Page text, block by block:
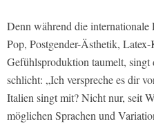
Denn während die
Pop, Postgender-Ästhetik,
Gefühlsproduktion taumelt,
schlicht: „Ich verspreche es dir
Italien singt mit? Nicht nur, seit
möglichen Sprachen und